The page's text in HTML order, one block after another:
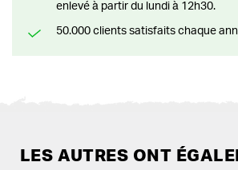
enlevé à partir du lundi à 12h30.
50.000 clients satisfaits chaque
LES AUTRES ONT